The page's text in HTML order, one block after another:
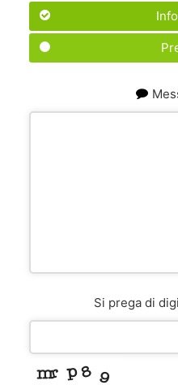
Si prega di